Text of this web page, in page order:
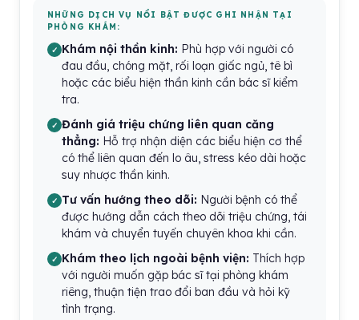
NHỮNG DỊCH VỤ NỔI BẬT ĐƯỢC GHI NHẬN TẠI
PHÒNG KHÁM:
Khám nội thần kinh: Phù hợp với người có
đau đầu, chóng mặt, rối loạn giấc ngủ, tê bì
hoặc các biểu hiện thần kinh cần bác sĩ kiểm
tra.
Đánh giá triệu chứng liên quan căng
thẳng: Hỗ trợ nhận diện các biểu hiện cơ thể
có thể liên quan đến lo âu, stress kéo dài hoặc
suy nhược thần kinh.
Tư vấn hướng theo dõi: Người bệnh có thể
được hướng dẫn cách theo dõi triệu chứng, tái
khám và chuyển tuyến chuyên khoa khi cần.
Khám theo lịch ngoài bệnh viện: Thích hợp
với người muốn gặp bác sĩ tại phòng khám
riêng, thuận tiện trao đổi ban đầu và hỏi kỹ
tình trạng.